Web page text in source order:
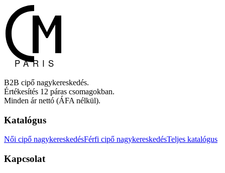
B2B cipő nagykereskedés.
Értékesítés 12 páras csomagokban.
Minden ár nettó (ÁFA nélkül).
Katalógus
Női cipő nagykereskedésFérfi cipő nagykereskedésTeljes katalógus
Kapcsolat